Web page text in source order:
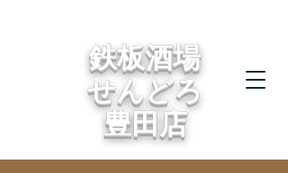
鉄板酒場
せんどろ
豊田店